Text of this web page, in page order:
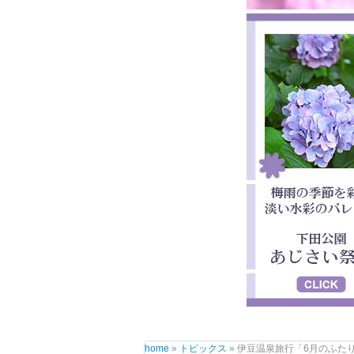
home » トピックス » 伊豆温泉旅行「6月のふた